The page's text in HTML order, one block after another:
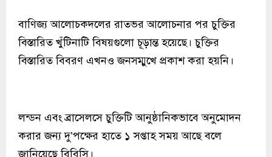
বাণিজ্য আলোচকদলের রাতভর আলোচনার পর চুক্তির
বিস্তারিত খুঁটিনাটি বিষয়গুলো চূড়ান্ত হয়েছে। চুক্তির
বিস্তারিত বিবরণ এখনও জনসম্মুখে প্রকাশ করা হয়নি।
লন্ডন এবং ব্রাসেলসে চুক্তিটি আনুষ্ঠানিকভাবে অনুমোদন
করার জন্য দু’পক্ষের হাতে ১ সপ্তাহ সময় আছে বলে
জানিয়েছে বিবিসি।